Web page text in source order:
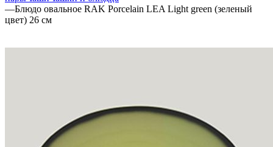
—Блюдо овальное RAK Porcelain LEA Light green (зеленый
цвет) 26 см